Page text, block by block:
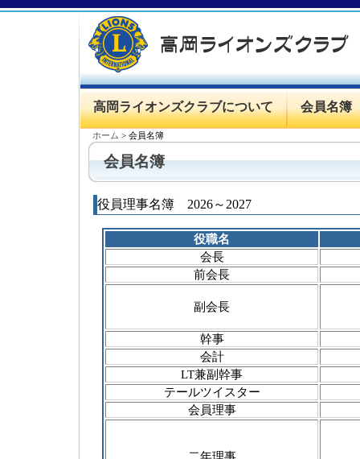
高岡ライオンズクラブについて 会員名簿
ホーム > 会員名簿
会員名簿
役員理事名簿 2026～2027
役職名
会長
前会長
副会長
幹事
会計
LT兼副幹事
テールツイスター
会員理事